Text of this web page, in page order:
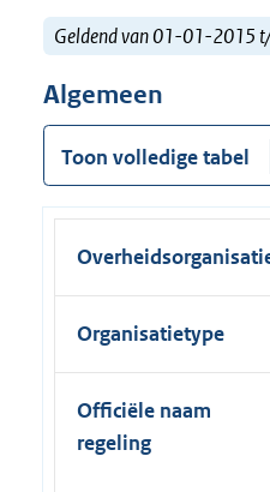
Geldend van 01-01-2015
Algemeen
Toon volledige tabel
Organisatietype
Officiële naam
regeling